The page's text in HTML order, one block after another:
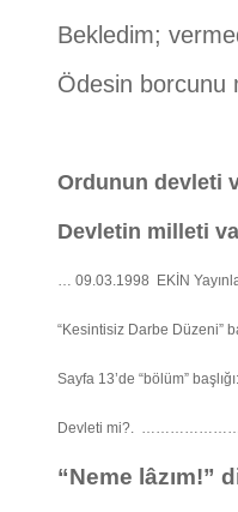
Bekledim;
Ödesin borcunu
Ordunun devleti
Devletin milleti
… 09.03.1998 EKİN
“Kesintisiz Darbe Düzeni”
Sayfa 13’de “bölüm”
Devleti mi?.
“Neme lâzım!”